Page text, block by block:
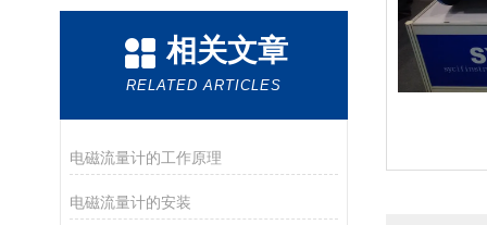
相关文章
RELATED ARTICLES
电磁流量计的工作原理
电磁流量计的安装